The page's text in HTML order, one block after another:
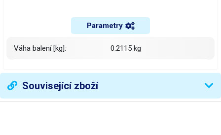
Parametry
Váha balení [kg]: 0.2115 kg
Související zboží